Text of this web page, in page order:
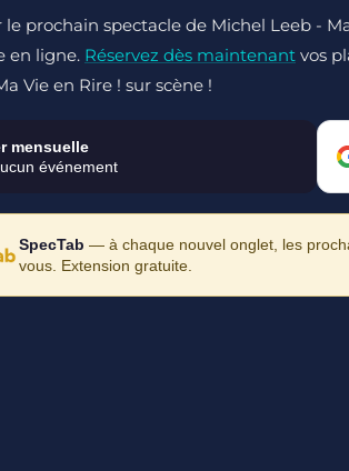
le prochain spectacle de Michel Leeb -
en ligne. Réservez dès maintenant vos
Vie en Rire ! sur scène !
mensuelle
événement
SpecTab — à chaque nouvel onglet, les
vous. Extension gratuite.